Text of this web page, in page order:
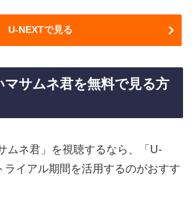
U-NEXTで見る
マサムネ君を無料で見る方
ムネ君」を視聴するなら、「U-
ライアル期間を活用するのがおすす